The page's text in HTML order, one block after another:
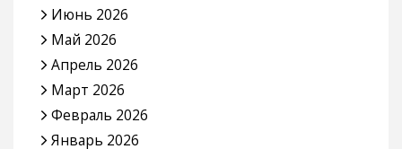
Июнь 2026
Май 2026
Апрель 2026
Март 2026
Февраль 2026
Январь 2026